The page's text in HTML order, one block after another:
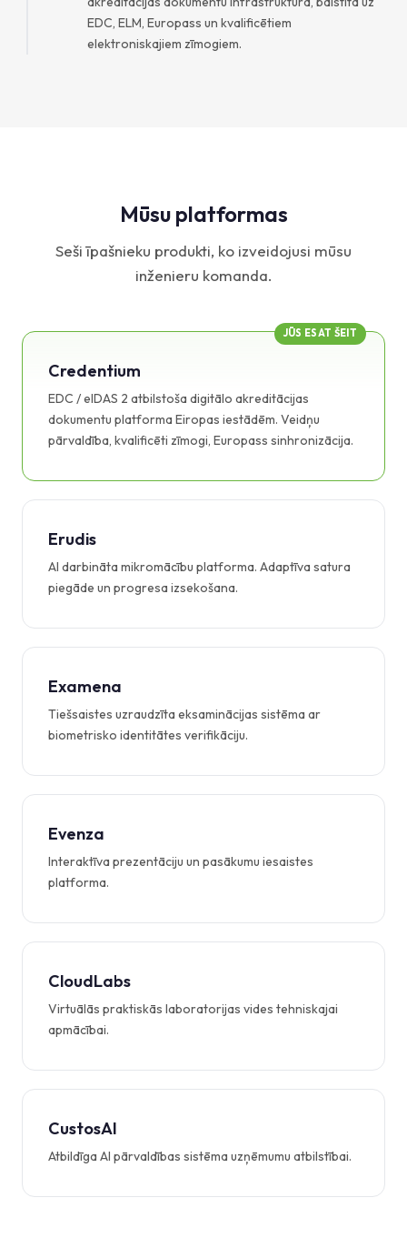
EDC, ELM, Europass un kvalificētiem
elektroniskajiem zīmogiem.
Mūsu platformas
Seši īpašnieku produkti, ko izveidojusi mūsu
inženieru komanda.
JŪS ESAT ŠEIT
Credentium
EDC / eIDAS 2 atbilstoša digitālo akreditācijas
dokumentu platforma Eiropas iestādēm. Veidņu
pārvaldība, kvalificēti zīmogi, Europass sinhronizācija.
Erudis
AI darbināta mikromācību platforma. Adaptīva satura
piegāde un progresa izsekošana.
Examena
Tiešsaistes uzraudzīta eksaminācijas sistēma ar
biometrisko identitātes verifikāciju.
Evenza
Interaktīva prezentāciju un pasākumu iesaistes
platforma.
CloudLabs
Virtuālās praktiskās laboratorijas vides tehniskajai
apmācībai.
CustosAI
Atbildīga AI pārvaldības sistēma uzņēmumu atbilstībai.